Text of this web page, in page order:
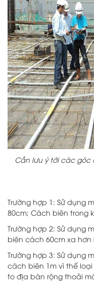
Cần lưu ý tới các
Trường hợp 1: Sử dụng
80cm; Cách biên trong
Trường hợp 2: Sử dụng
biên cách 60cm xa hơn
Trường hợp 3: Sử dụng
cách biên 1m vì thế
to địa bàn rộng thoải